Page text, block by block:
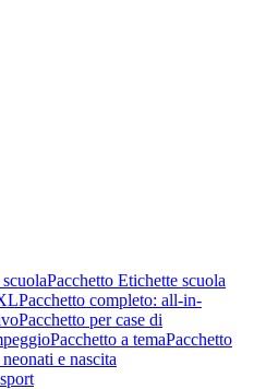
Pacchetto Etichette scuola
Pacchetto completo: all-in-
Pacchetto per case di
Pacchetto a temaPacchetto
e nascita